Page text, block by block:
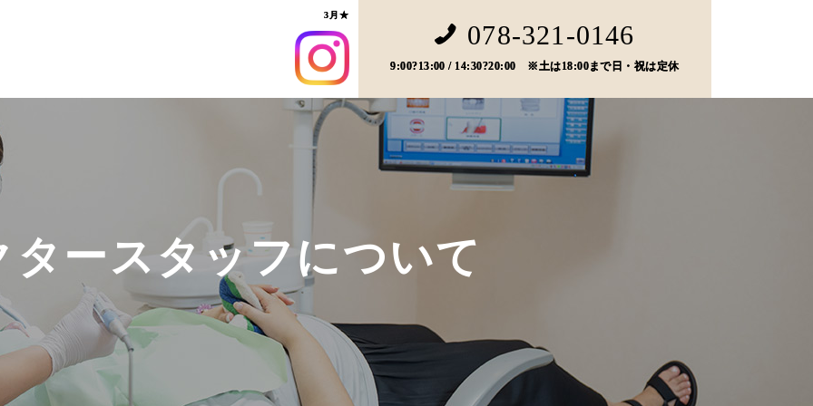
3月★
078-321-0146
9:00?13:00 / 14:30?20:00 ※土は18:00まで日・祝は定休
タースタッフについて